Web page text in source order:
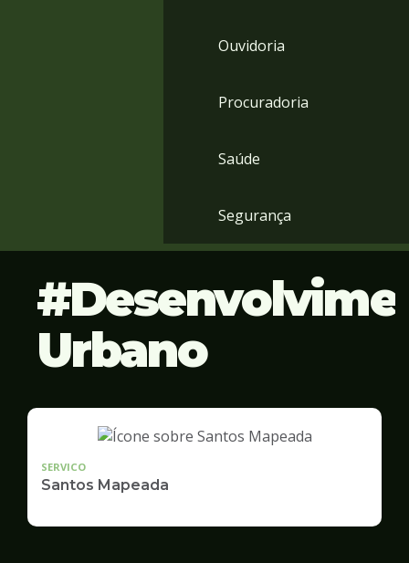
Ouvidoria
Procuradoria
Saúde
Segurança
Urbano
SERVICO
Santos Mapeada